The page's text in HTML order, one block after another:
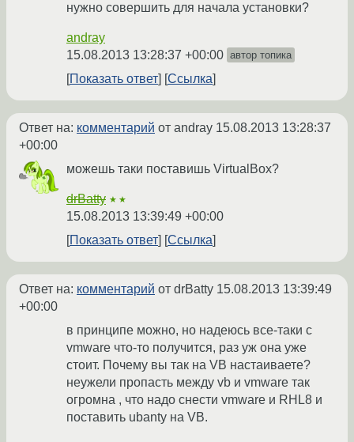
нужно совершить для начала установки?
andray
15.08.2013 13:28:37 +00:00 автор топика
Показать ответ Ссылка
Ответ на: комментарий от andray 15.08.2013 13:28:37
+00:00
можешь таки поставишь VirtualBox?
drBatty ★★
15.08.2013 13:39:49 +00:00
Показать ответ
Ссылка
Ответ на: комментарий от drBatty 15.08.2013 13:39:49
+00:00
в принципе можно, но надеюсь все-таки с
vmware что-то получится, раз уж она уже
стоит. Почему вы так на VB настаиваете?
неужели пропасть между vb и vmware так
огромна , что надо снести vmware и RHL8 и
поставить ubanty на VB.